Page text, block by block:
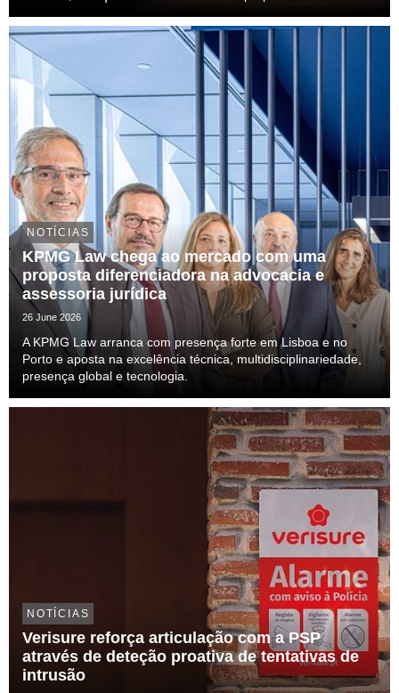
NOTÍCIAS
KPMG Law chega ao mercado com uma
proposta diferenciadora na advocacia e
assessoria jurídica
26 June 2026
A KPMG Law arranca com presença forte em Lisboa e no
Porto e aposta na excelência técnica, multidisciplinariedade,
presença global e tecnologia.
NOTÍCIAS
Verisure reforça articulação com a PSP
através de deteção proativa de tentativas de
intrusão